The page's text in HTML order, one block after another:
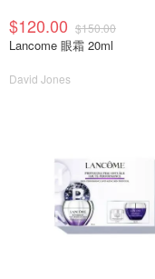
$120.00 $150.00
Lancome 眼霜 20ml
David Jones